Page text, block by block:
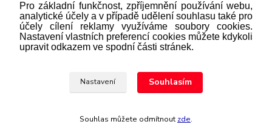
Podlezákona č. 112/mmmmm2016 Sb. o evidenci tržeb je
prodávající povinen vystavit kupujícímu účtenku. Zároveň je
případě technického výpadku pak nejpozději do 48 hodin.“
Upravit sběr cookies.
Pro základní funkčnost, zpříjemnění používání webu,
analytické účely a v případě udělení souhlasu také pro
účely cílení reklamy využíváme soubory cookies.
Nastavení vlastních preferencí cookies můžete kdykoli
upravit odkazem ve spodní části stránek.
Nastavení Souhlasím
Souhlas můžete odmítnout zde.